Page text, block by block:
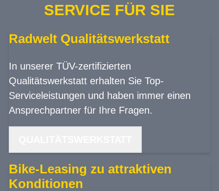
SERVICE FÜR SIE
Radwelt Qualitätswerkstatt
In unserer TÜV-zertifizierten
Qualitätswerkstatt erhalten Sie Top-
Serviceleistungen und haben immer einen
Ansprechpartner für Ihre Fragen.
Bike-Leasing zu attraktiven
Konditionen